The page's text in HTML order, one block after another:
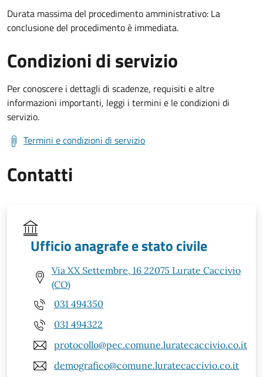
Durata massima del procedimento amministrativo: La
conclusione del procedimento è immediata.
Condizioni di servizio
Per conoscere i dettagli di scadenze, requisiti e altre
informazioni importanti, leggi i termini e le condizioni di
servizio.
Termini e condizioni di servizio
Contatti
Ufficio anagrafe e stato civile
Via XX Settembre, 16 22075 Lurate Caccivio
(CO)
031 494350
031 494322
protocollo@pec.comune.luratecaccivio.co.it
demografico@comune.luratecaccivio.co.it